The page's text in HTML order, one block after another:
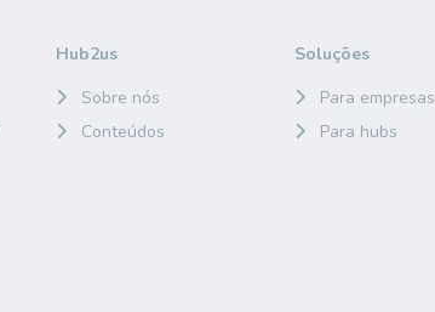
Hub2us
Sobre nós
Conteúdos
Soluções
Para empresas
Para hubs